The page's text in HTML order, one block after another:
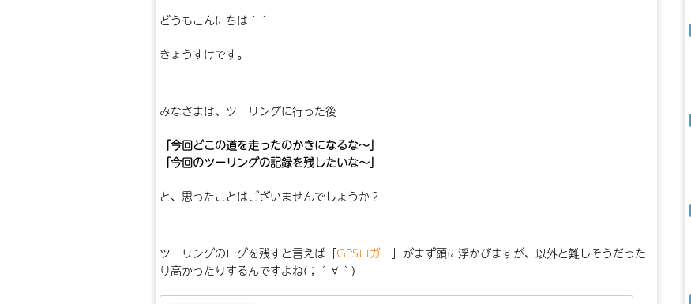
どうもこんにちは＾＾
きょうすけです。
みなさまは、ツーリングに行った後
「今回どこの道を走ったのかきになるな～」
「今回のツーリングの記録を残したいな～」
と、思ったことはございませんでしょうか？
ツーリングのログを残すと言えば「GPSロガー」がまず頭に浮かびますが、以外と難しそうだった
り高かったりするんですよね(；´∀｀)